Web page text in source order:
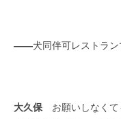
――犬同伴可レストラ
大久保 お願いしなくて